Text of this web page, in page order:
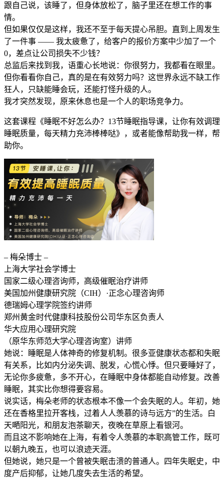
跟自己说，该睡了，但身体放松了，脑子里还在想工作的事
情。
但如果仅仅是这样，我还不至于每天提心吊胆。直到上周发生
了一件事 —— 我太疲惫了，给客户的报价方案中少加了一个
0，差点让公司损失不少钱？
总监后来找到我，语重心长地说：你很努力，我都看在眼里。
但你看看你自己，真的是在有效努力吗？这世界永远不缺工作
狂人，只缺能睡会玩，还能打怪升级的人。
我才突然发现，原来休息也是一个人的职场竞争力。
这套课程《睡眠不好怎么办？13节睡眠指导课，让你有效调理
睡眠质量，每天精力充沛棒棒哒》，或者能像帮助我一样，帮
助你。
– 梅朵博士 –
上海大学社会学博士
国家二级心理咨询师，高级催眠治疗讲师
美国加州健康研究院（CIH）·正念心理咨询师
德瑞姆心理学院签约讲师
郑州黄金时代健康科技股份公司华东区负责人
华大应用心理研究院
（原华东师范大学心理咨询室）讲师
她说：睡眠是人体神奇的修复机制。很多亚健康状态都和失眠
有关系，比如内分泌失调、脱发，心慌心悸。但只要睡好了，
无论你多疲惫，多不开心，在睡眠中身体都能自动修复。改善
睡眠，其实比你想得要容易。
说实话，梅朵老师的状态根本不像一个会失眠的人。年初，她
还在香格里拉开客栈，过着人人羡慕的诗与远方”的生活。白
天嗮阳光，和朋友泡茶聊天，夜晚在草原上看银河。
而且这不影响她在上海，有着令人羡慕的本职高管工作，既可
以朝九晚五，也可以浪迹天涯。
但她说，她只是一个曾被失眠击溃的普通人。四年失眠史，中
度产后抑郁，让她几度失去生活的希望。